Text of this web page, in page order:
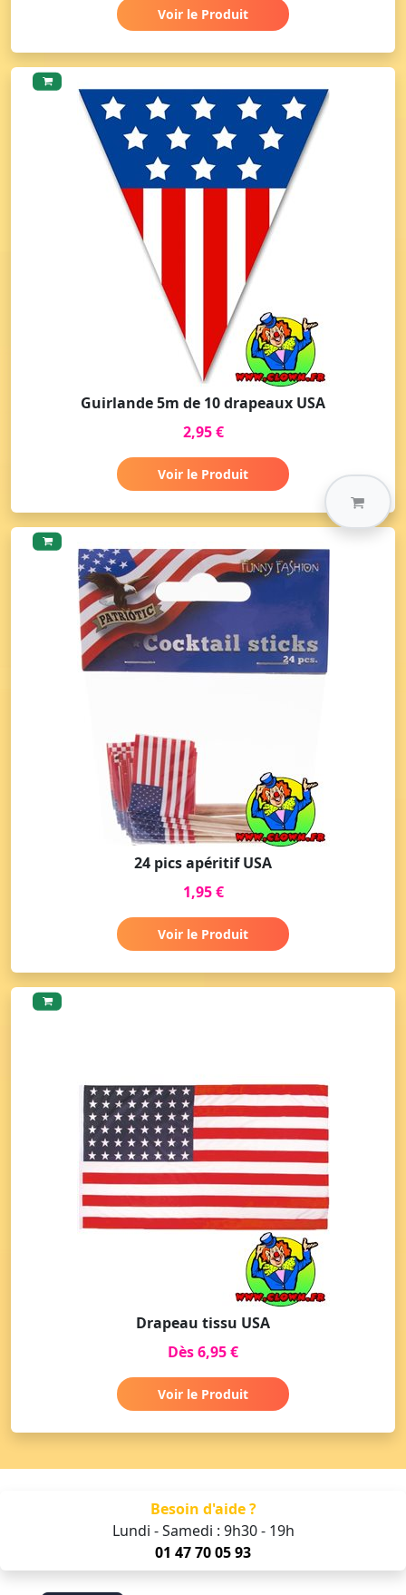
Voir le Produit
Guirlande 5m de 10 drapeaux USA
2,95 €
Voir le Produit
24 pics apéritif USA
1,95 €
Voir le Produit
Drapeau tissu USA
Dès 6,95 €
Voir le Produit
Besoin d'aide ?
Lundi - Samedi : 9h30 - 19h
01 47 70 05 93